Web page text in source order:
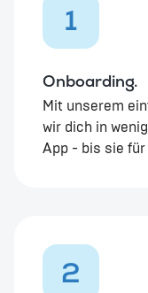
1
Onboarding.
Mit unserem
wir dich in
App - bis sie für
2